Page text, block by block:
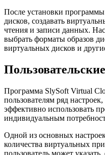
После установки
дисков, создавать
чтения и записи данных.
выбрать форматы образов
виртуальных дисков и
Программа SlySoft Virtual
пользователям ряд
эффективно использовать
индивидуальным
Одной из основных
количества виртуальных
пользователь может